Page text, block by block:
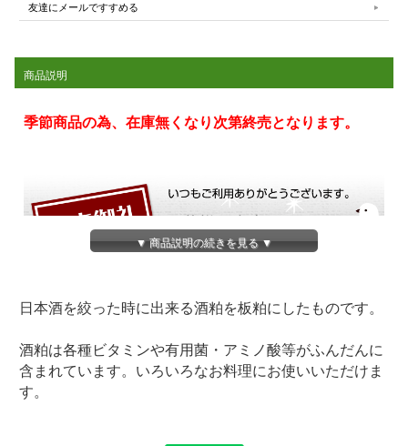
友達にメールですすめる
商品説明
季節商品の為、在庫無くなり次第終売となります。
▼ 商品説明の続きを見る ▼
日本酒を絞った時に出来る酒粕を板粕にしたものです。
酒粕は各種ビタミンや有用菌・アミノ酸等がふんだんに
含まれています。いろいろなお料理にお使いいただけま
す。